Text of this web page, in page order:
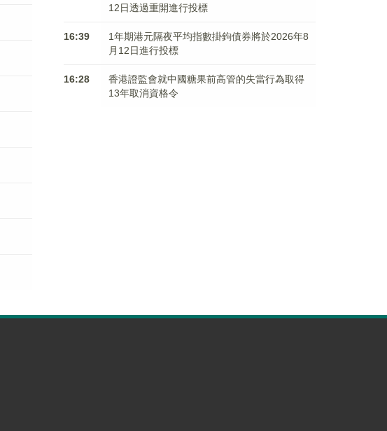
12日透過重開進行投標
16:39
1年期港元隔夜平均指數掛鉤債券將於2026年8
月12日進行投標
16:28
香港證監會就中國糖果前高管的失當行為取得
13年取消資格令